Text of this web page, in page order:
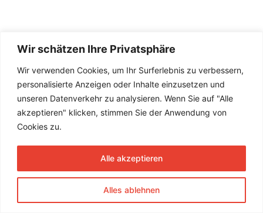
Wir schätzen Ihre Privatsphäre
Wir verwenden Cookies, um Ihr Surferlebnis zu verbessern,
personalisierte Anzeigen oder Inhalte einzusetzen und
unseren Datenverkehr zu analysieren. Wenn Sie auf "Alle
akzeptieren" klicken, stimmen Sie der Anwendung von
Cookies zu.
Alles ablehnen
Alle akzeptieren